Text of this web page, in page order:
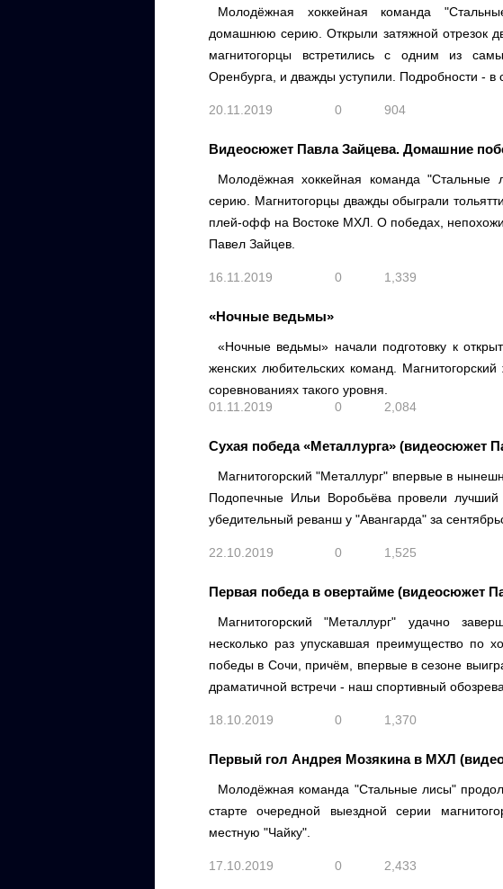
Молодёжная хоккейная команда
домашнюю серию. Открыли затяжной отрезок
магнитогорцы встретились с одним из
Оренбурга, и дважды уступили. Подробности -
20.11.2019 0 904
Видеосюжет Павла Зайцева. Домашние
Молодёжная хоккейная команда
серию. Магнитогорцы дважды обыграли
плей-офф на Востоке МХЛ. О победах,
Павел Зайцев.
16.11.2019 0 1,339
«Ночные ведьмы»
«Ночные ведьмы» начали подготовку к
женских любительских команд.
соревнованиях такого уровня.
01.11.2019
0 2,084
Сухая победа «Металлурга» (видеосюжет
Магнитогорский "Металлург" впервые в
Подопечные Ильи Воробьёва провели
убедительный реванш у "Авангарда" за
22.10.2019 0 1,525
Первая победа в овертайме (видеосюжет
Магнитогорский "Металлург" удачно
несколько раз упускавшая преимущество по
победы в Сочи, причём, впервые в сезоне
драматичной встречи - наш спортивный
18.10.2019 0 1,370
Первый гол Андрея Мозякина в МХЛ
Молодёжная команда "Стальные лисы"
старте очередной выездной серии
местную "Чайку".
17.10.2019 0 2,433